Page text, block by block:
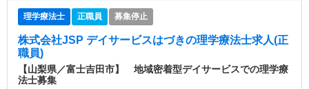
理学療法士 正職員 募集停止
株式会社JSP デイサービスはづきの理学療法士求人(正
職員)
【山梨県／富士吉田市】 地域密着型デイサービスでの理学療
法士募集